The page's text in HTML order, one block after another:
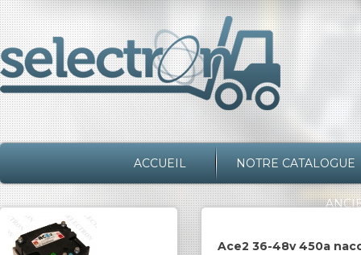
ACCUEIL NOTRE CATALOGUE
Ace2 36-48v 450a